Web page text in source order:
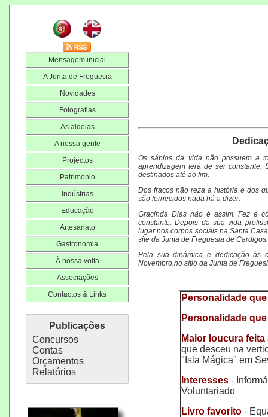
Mensagem inicial
A Junta de Freguesia
Novidades
Fotografias
As aldeias
A nossa gente
Projectos
Património
Indústrias
Educação
Artesanato
Gastronomia
À nossa volta
Associações
Contactos & Links
Publicações
Concursos
Contas
Orçamentos
Relatórios
Os sábios da vida não possuem a
aprendizagem terá de ser
destinados até ao fim.
Dos fracos não reza a história e dos
são fornecidos nada há a dizer.
Gracinda Dias não é assim. Fez e
constante. Depois da sua vida
lugar nos corpos sociais na Santa
site da Junta de Freguesia de Cardigos.
Pela sua dinâmica e dedicação às
Novembro.no sítio da Junta de
Personalidade
Personalidade
Maior loucura feita
que desceu na
"Isla Mágica" em
Interesses-
Voluntariado
Livro favorito-